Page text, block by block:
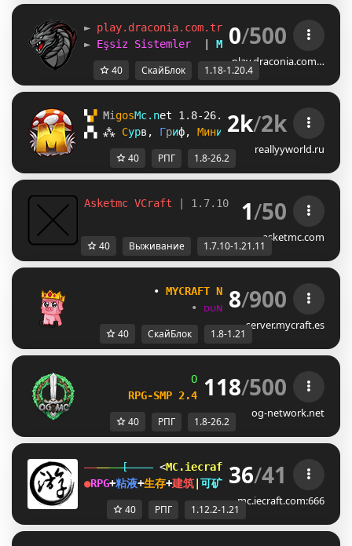
► play.draconia.com.tr AKTİF
1.18 -
► Eşsiz Sistemler MMORPG | SkyBlock
0/500
play.draconia.com…
40 СкайБлок 1.18-1.20.4
▚▞ Mi gosMc. net 1.8-26.2 ?
Награды /free
▞▚ ⁂ Сурв , Гриф, Мини -Игры, Role a
2k/2k
reallyyworld.ru
40 РПГ 1.8-26.2
Asketmc VCraft | 1.7.10 - 1.21.11 Survival
1/50
asketmc.com
40 Выживание 1.7.10-1.21.11
• MYCRAFT NETWORK • (1.8 -
•
ᴅᴜɴɢᴇᴏɴ • ʀᴘɢ
8/900
server.mycraft.es
40 СкайБлок 1.8-1.21
OG -Network | 1.8 - 26.2
RPG-SMP 2.4
─ NEW DAILY QUESTS
118/500
og-network.net
40 РПГ 1.8-26.2
[ <MC.iecraft.com ♦ 御灵游 >
●RPG+粘液+生存+建筑 可矿透|●永不停 服 1.12.2-
36/41
mc.iecraft.com:666
40 РПГ 1.12.2-1.21